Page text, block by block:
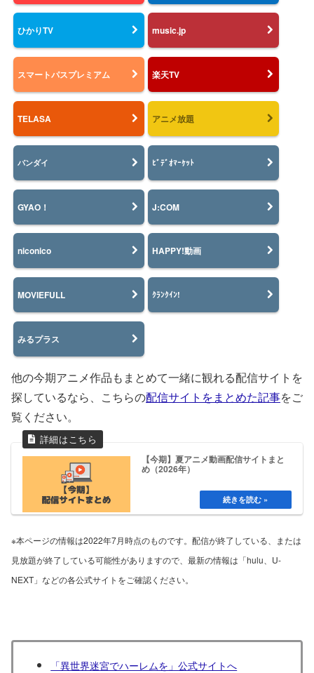
ひかりTV music.jp
スマートパスプレミアム 楽天TV
TELASA アニメ放題
バンダイ ﾋﾞﾃﾞｵﾏｰｹｯﾄ
GYAO！ J:COM
niconico HAPPY!動画
MOVIEFULL ｸﾗﾝｸｲﾝ!
みるプラス
他の今期アニメ作品もまとめて一緒に観れる配信サイトを
探しているなら、こちらの配信サイトをまとめた記事をご
覧ください。
【今期】夏アニメ動画配信サイトまと
め（2026年）
※本ページの情報は2022年7月時点のものです。配信が終了している、または
見放題が終了している可能性がありますので、最新の情報は「hulu、U-
NEXT」などの各公式サイトをご確認ください。
「異世界迷宮でハーレムを」公式サイトへ